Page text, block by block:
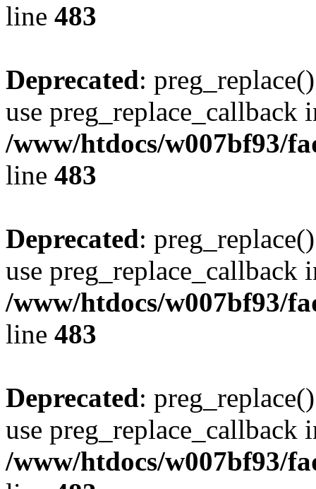
line 483
Deprecated:
use preg_replace_callback
/www/htdocs/w007bf93/
line 483
Deprecated:
use preg_replace_callback
/www/htdocs/w007bf93/
line 483
Deprecated:
use preg_replace_callback
/www/htdocs/w007bf93/